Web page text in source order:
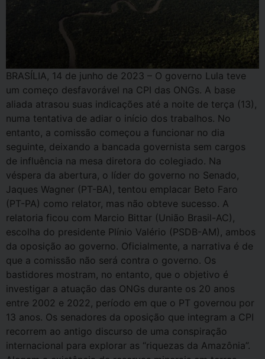
BRASÍLIA, 14 de junho de 2023 – O governo Lula teve
um começo desfavorável na CPI das ONGs. A base
aliada atrasou suas indicações até a noite de terça (13),
numa tentativa de adiar o início dos trabalhos. No
entanto, a comissão começou a funcionar no dia
seguinte, deixando a bancada governista sem cargos
de influência na mesa diretora do colegiado. Na
véspera da abertura, o líder do governo no Senado,
Jaques Wagner (PT-BA), tentou emplacar Beto Faro
(PT-PA) como relator, mas não obteve sucesso. A
relatoria ficou com Marcio Bittar (União Brasil-AC),
escolha do presidente Plínio Valério (PSDB-AM), ambos
da oposição ao governo. Oficialmente, a narrativa é de
que a comissão não será contra o governo. Os
bastidores mostram, no entanto, que o objetivo é
investigar a atuação das ONGs durante os 20 anos
entre 2002 e 2022, período em que o PT governou por
13 anos. Os senadores da oposição que integram a CPI
recorrem ao antigo discurso de uma conspiração
internacional para explorar as “riquezas da Amazônia”.